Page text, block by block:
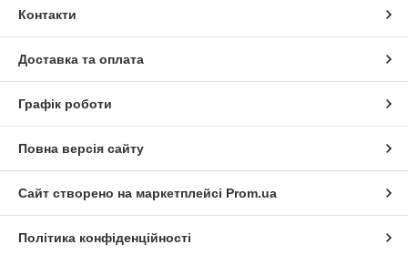
Контакти
Доставка та оплата
Графік роботи
Повна версія сайту
Сайт створено на маркетплейсі Prom.ua
Політика конфіденційності